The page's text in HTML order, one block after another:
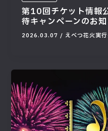
第10回チケット情報
待キャンペーンのお
2026.03.07 / えべつ花火実